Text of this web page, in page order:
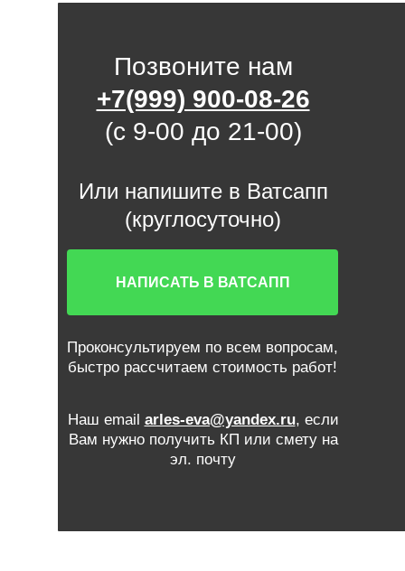
Позвоните нам
+7(999) 900-08-26
(с 9-00 до 21-00)
Или напишите в Ватсапп
(круглосуточно)
НАПИСАТЬ В ВАТСАПП
Проконсультируем по всем вопросам,
быстро рассчитаем стоимость работ!
Наш email arles-eva@yandex.ru, если
Вам нужно получить КП или смету на
эл. почту